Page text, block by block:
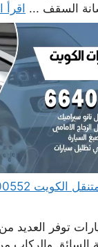
السقف ... اقرأ
توفر العديد من
السائق